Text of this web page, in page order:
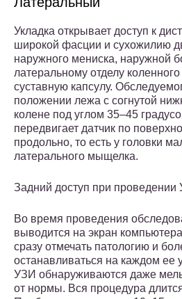
Укладка открывает доступ к
широкой фасции и сухожилию
наружного мениска, наружной
латеральному отделу
суставную капсулу.
положении лежа с согнутой
колене под углом 35–45
передвигает датчик по
продольно, то есть у головки
латерального мыщелка.
Задний доступ при проведении
Во время проведения
выводится на экран
сразу отмечать патологию и
останавливаться на каждом ее
УЗИ обнаруживаются даже
от нормы. Вся процедура